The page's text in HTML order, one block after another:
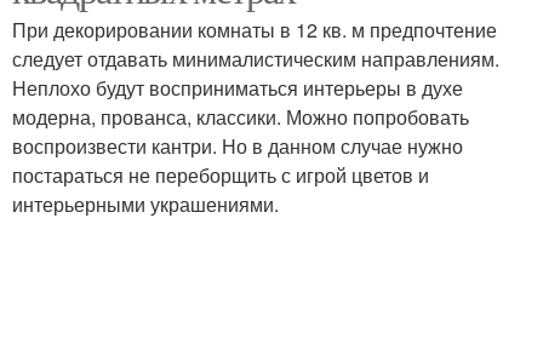
При декорировании комнаты в 12 кв. м предпочтение
следует отдавать минималистическим направлениям.
Неплохо будут восприниматься интерьеры в духе
модерна, прованса, классики. Можно попробовать
воспроизвести кантри. Но в данном случае нужно
постараться не переборщить с игрой цветов и
интерьерными украшениями.